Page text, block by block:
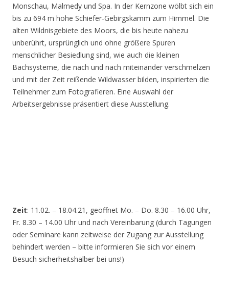
Monschau, Malmedy und Spa. In der Kernzone wölbt sich ein
bis zu 694 m hohe Schiefer-Gebirgskamm zum Himmel. Die
alten Wildnisgebiete des Moors, die bis heute nahezu
unberührt, ursprünglich und ohne größere Spuren
menschlicher Besiedlung sind, wie auch die kleinen
Bachsysteme, die nach und nach miteinander verschmelzen
und mit der Zeit reißende Wildwasser bilden, inspirierten die
Teilnehmer zum Fotografieren. Eine Auswahl der
Arbeitsergebnisse präsentiert diese Ausstellung.
Zeit: 11.02. – 18.04.21, geöffnet Mo. – Do. 8.30 – 16.00 Uhr,
Fr. 8.30 – 14.00 Uhr und nach Vereinbarung (durch Tagungen
oder Seminare kann zeitweise der Zugang zur Ausstellung
behindert werden – bitte informieren Sie sich vor einem
Besuch sicherheitshalber bei uns!)